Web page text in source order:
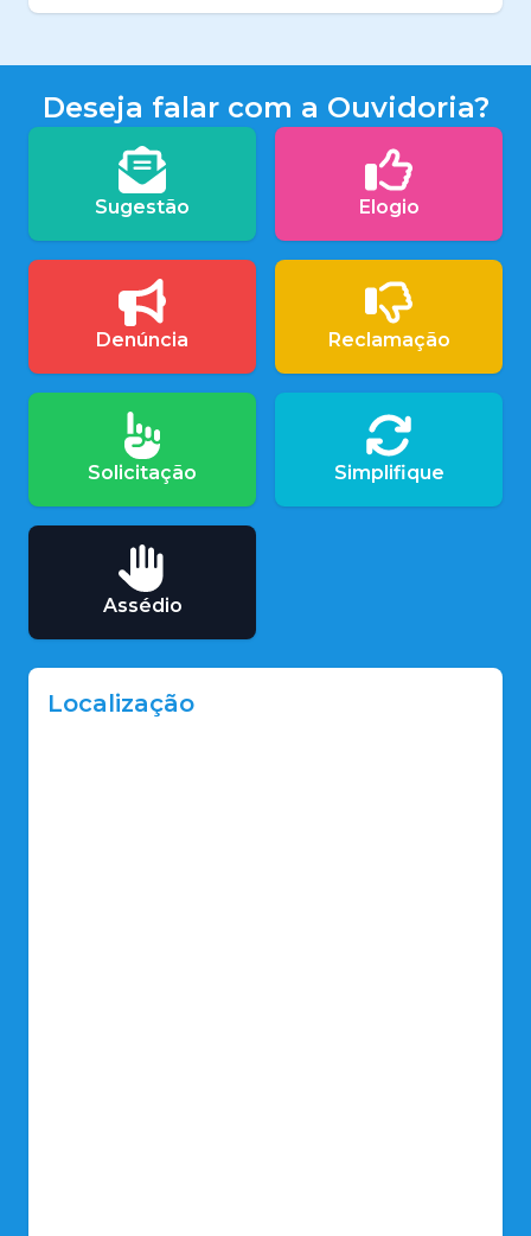
Deseja falar com a Ouvidoria?
Sugestão Elogio
Denúncia Reclamação
Solicitação Simplifique
Assédio
Localização